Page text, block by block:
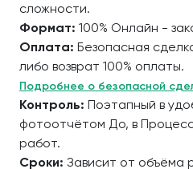
сложности.
Формат: 100% Онлайн -
Оплата: Безопасная
либо возврат 100% оплаты.
Подробнее о безопасной
Контроль: Поэтапный в
фотоотчётом До, в
работ.
Сроки: Зависит от объёма